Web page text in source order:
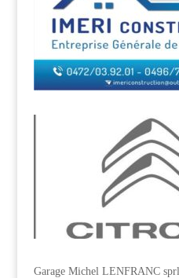
Garage Michel LENFRANC sprl